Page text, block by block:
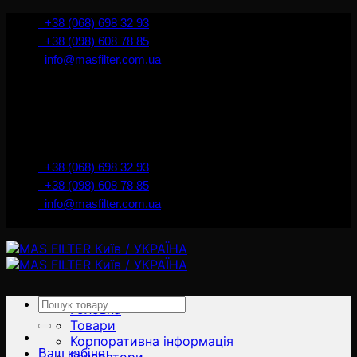
İçeriğe+38 (068) 698 32 93
+38 (098) 608 78 85
info@masfilter.com.ua
+38 (068) 698 32 93
+38 (098) 608 78 85
info@masfilter.com.ua
Головна
Товари
Корпоративна інформація
Ara:
Ваш кабінет